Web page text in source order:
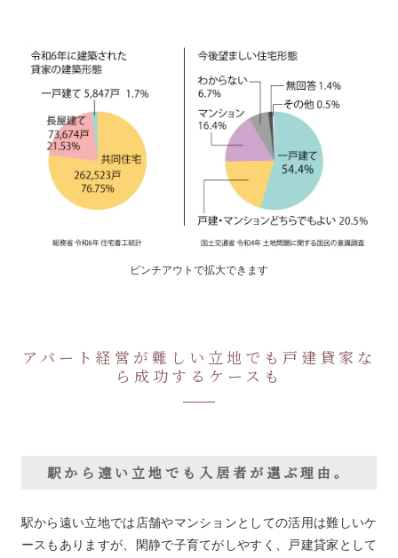
ピンチアウトで拡大できます
アパート経営が難しい立地でも戸建貸家な
ら成功するケースも
駅から遠い立地でも入居者が選ぶ理由。
駅から遠い立地では店舗やマンションとしての活用は難しいケ
ースもありますが、閑静で子育てがしやすく、戸建貸家として